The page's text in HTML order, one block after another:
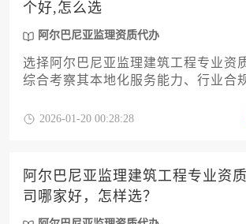
个好,怎么选
阿尔巴尼亚监理资质代办
选择阿尔巴尼亚监理建筑工程专业资
综合考察其本地化服务能力、行业合
团队的专业服务机构。
2026-01-20 00:28:28
阿尔巴尼亚监理建筑工程专业资
司哪家好，怎样选？